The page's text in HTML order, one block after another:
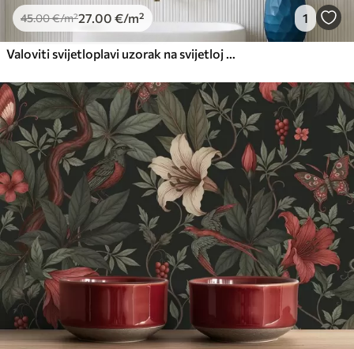
45.00€/m²27.00 €/m² 1
Valoviti svijetloplavi uzorak na svijetloj pozadini